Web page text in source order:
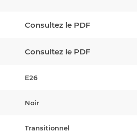
Consultez le PDF
Consultez le PDF
E26
Noir
Transitionnel